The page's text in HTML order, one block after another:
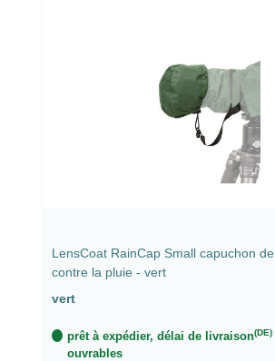
LensCoat RainCap Small capuchon
contre la pluie - vert
vert
prêt à expédier, délai de livraison(DE)
ouvrables